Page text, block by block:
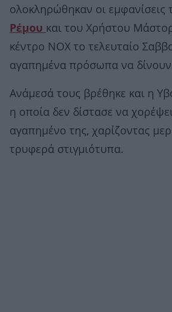
ολοκληρώθηκαν οι εμφανίσεις
Ρέμου και του Χρήστου
κέντρο NOX το τελευταίο
αγαπημένα πρόσωπα να
Ανάμεσά τους βρέθηκε και η
η οποία δεν δίστασε να
αγαπημένο της, χαρίζοντας
τρυφερά στιγμιότυπα.